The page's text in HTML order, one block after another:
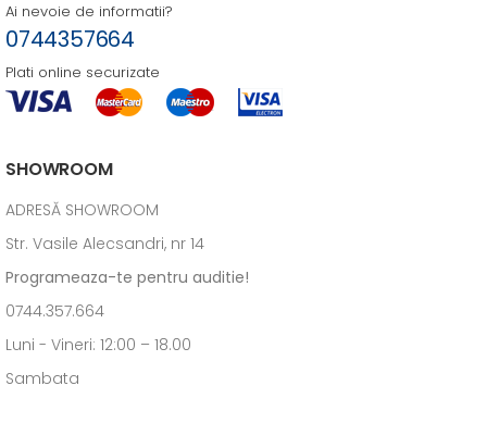
Ai nevoie de informatii?
0744357664
Plati online securizate
SHOWROOM
ADRESĂ SHOWROOM
Str. Vasile Alecsandri, nr 14
Programeaza-te pentru auditie!
0744.357.664
Luni - Vineri: 12:00 – 18.00
Sambata